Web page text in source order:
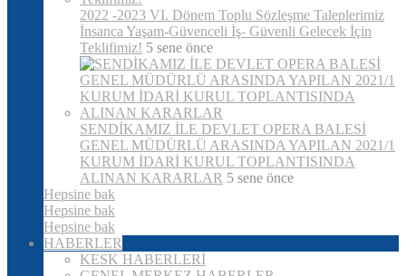
2022 -2023 VI. Dönem Toplu Sözleşme Taleplerimiz
İnsanca Yaşam-Güvenceli İş- Güvenli Gelecek İçin
Teklifimiz! 5 sene önce
SENDİKAMIZ İLE DEVLET OPERA BALESİ
GENEL MÜDÜRLÜ ARASINDA YAPILAN 2021/1
KURUM İDARİ KURUL TOPLANTISINDA
ALINAN KARARLAR 5 sene önce
Hepsine bak
Hepsine bak
Hepsine bak
HABERLER
KESK HABERLERİ